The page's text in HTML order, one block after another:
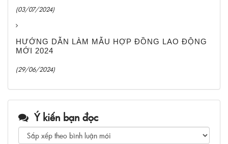
(03/07/2024)
HƯỚNG DẪN LÀM MẪU HỢP ĐỒNG LAO ĐỘNG
MỚI 2024
(29/06/2024)
Ý kiến bạn đọc